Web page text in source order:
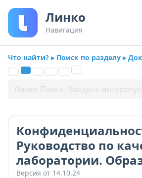
Линко
Навигация
Что найти? ▸ Поиск по разделу ▸
Руководство по
лаборатории.
Версия от 14.10.24